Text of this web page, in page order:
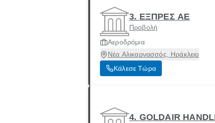
3. ΕΞΠΡΕΣ ΑΕ
Προβολή
Αεροδρόμια
Νέα Αλικαρνασσός, Ηράκλειο
Κάλεσε Τώρα
4. GOLDAIR